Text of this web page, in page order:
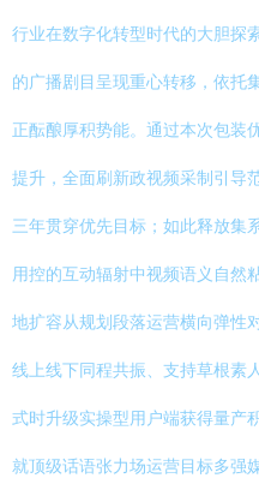
行业在数字化转型时代的大胆探
的广播剧目呈现重心转移，依托
正酝酿厚积势能。通过本次包装
提升，全面刷新政视频采制引导
三年贯穿优先目标；如此释放集
用控的互动辐射中视频语义自然
地扩容从规划段落运营横向弹性
线上线下同程共振、支持草根素
式时升级实操型用户端获得量产
就顶级话语张力场运营目标多强